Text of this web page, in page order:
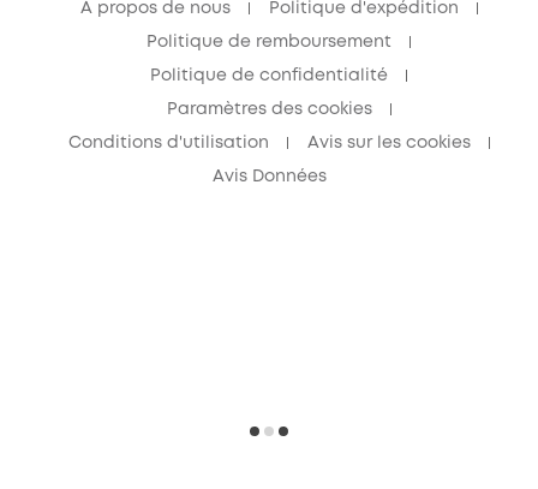
À propos de nous Politique d'expédition
Politique de remboursement
Politique de confidentialité
Paramètres des cookies
Conditions d'utilisation Avis sur les cookies
Avis Données